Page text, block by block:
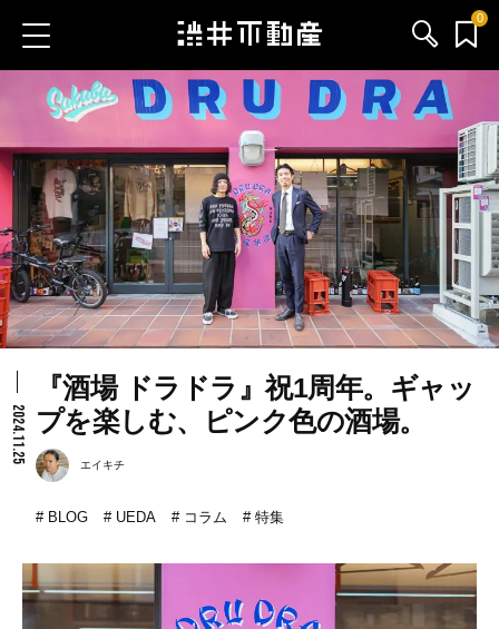
0
お気に入り物件 お問い合わせ
ブログ
サービス内容
渋井不動産のメンバー
会社情報
2024.11.25
『酒場 ドラドラ』祝1周年。ギャッ
プを楽しむ、ピンク色の酒場。
エイキチ
BLOG UEDA コラム 特集